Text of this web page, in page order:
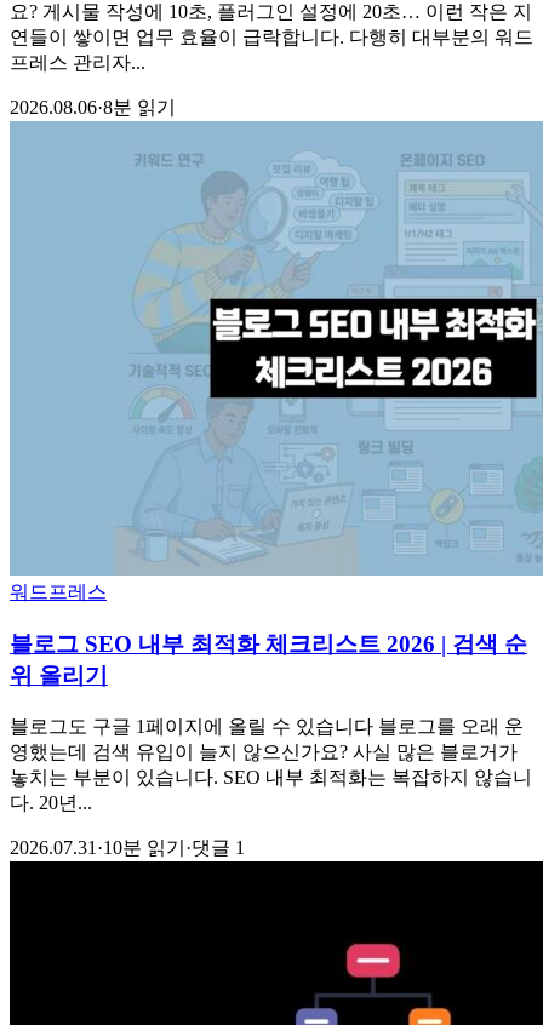
요? 게시물 작성에 10초, 플러그인 설정에 20초… 이런 작은 지
연들이 쌓이면 업무 효율이 급락합니다. 다행히 대부분의 워드
프레스 관리자...
2026.08.06·8분 읽기
워드프레스
블로그 SEO 내부 최적화 체크리스트 2026 | 검색 순
위 올리기
블로그도 구글 1페이지에 올릴 수 있습니다 블로그를 오래 운
영했는데 검색 유입이 늘지 않으신가요? 사실 많은 블로거가
놓치는 부분이 있습니다. SEO 내부 최적화는 복잡하지 않습니
다. 20년...
2026.07.31 ·10분 읽기 ·댓글 1